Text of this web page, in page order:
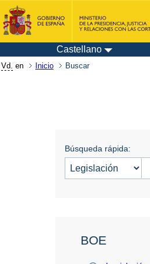
Castellano
Vd. en Inicio Buscar
Búsqueda rápida:
BOE